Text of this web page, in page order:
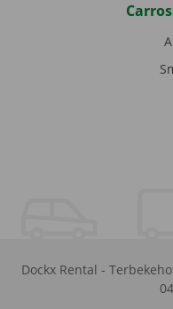
Dockx Rental -